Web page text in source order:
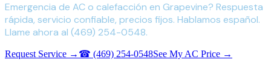
Emergencia de AC o calefacción en Grapevine? Respuesta
rápida, servicio confiable, precios fijos. Hablamos español.
Llame ahora al (469) 254-0548.
Request Service → ☎ (469) 254-0548See My AC Price →